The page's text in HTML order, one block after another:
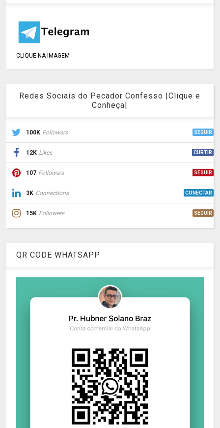
CLIQUE NA IMAGEM
Redes Sociais do Pecador Confesso |Clique e
Conheça|
100K Followers SEGUIR
12K Likes CURTIR
107 Followers SEGUIR
3K Connections CONECTAR
15K Followers SEGUIR
QR CODE WHATSAPP